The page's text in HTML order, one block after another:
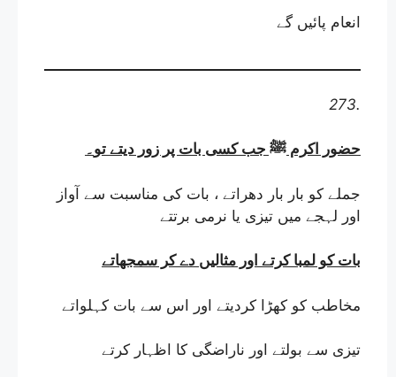
انعام پائیں گے
273.
حضور اکرم ﷺ جب کسی بات پر زور دیتے تو۔
جملے کو بار بار دھراتے ، بات کی مناسبت سے آواز
اور لہجے میں تیزی یا نرمی برتتے
بات کو لمبا کرتے اور مثالیں دے کر سمجھاتے
مخاطب کو کھڑا کردیتے اور اس سے بات کہلواتے
تیزی سے بولتے اور ناراضگی کا اظہار کرتے